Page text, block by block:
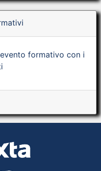
formativo con i